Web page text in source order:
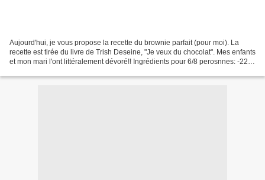
Aujourd'hui, je vous propose la recette du brownie parfait (pour moi). La
recette est tirée du livre de Trish Deseine, "Je veux du chocolat". Mes enfants
et mon mari l'ont littéralement dévoré!! Ingrédients pour 6/8 perosnnes: -225